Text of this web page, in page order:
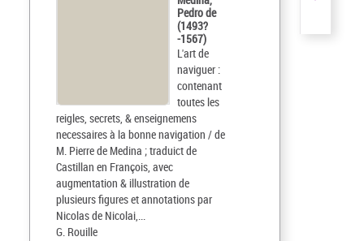
Pedro de
(1493?
-1567)
L'art de
naviguer :
contenant
toutes les
reigles, secrets, & enseignemens
necessaires à la bonne navigation / de
M. Pierre de Medina ; traduict de
Castillan en François, avec
augmentation & illustration de
plusieurs figures et annotations par
Nicolas de Nicolai,...
G. Rouille